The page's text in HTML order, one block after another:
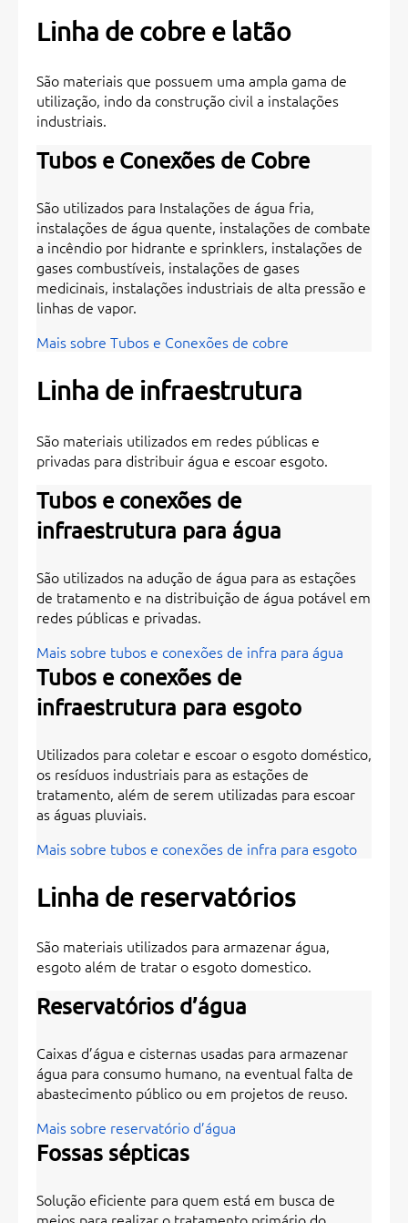
Linha de cobre e latão
São materiais que possuem uma ampla gama de
utilização, indo da construção civil a instalações
industriais.
Tubos e Conexões de Cobre
São utilizados para Instalações de água fria,
instalações de água quente, instalações de combate
a incêndio por hidrante e sprinklers, instalações de
gases combustíveis, instalações de gases
medicinais, instalações industriais de alta pressão e
linhas de vapor.
Mais sobre Tubos e Conexões de cobre
Linha de infraestrutura
São materiais utilizados em redes públicas e
privadas para distribuir água e escoar esgoto.
Tubos e conexões de
infraestrutura para água
São utilizados na adução de água para as estações
de tratamento e na distribuição de água potável em
redes públicas e privadas.
Mais sobre tubos e conexões de infra para água
Tubos e conexões de
infraestrutura para esgoto
Utilizados para coletar e escoar o esgoto doméstico,
os resíduos industriais para as estações de
tratamento, além de serem utilizadas para escoar
as águas pluviais.
Mais sobre tubos e conexões de infra para esgoto
Linha de reservatórios
São materiais utilizados para armazenar água,
esgoto além de tratar o esgoto domestico.
Reservatórios d’água
Caixas d’água e cisternas usadas para armazenar
água para consumo humano, na eventual falta de
abastecimento público ou em projetos de reuso.
Mais sobre reservatório d’água
Fossas sépticas
Solução eficiente para quem está em busca de